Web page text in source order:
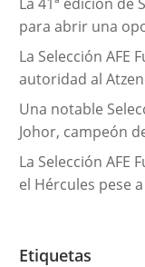
para abrir una
La Selección AFE
autoridad al
Una notable
Johor, campeón
La Selección AFE
el Hércules pese
Etiquetas